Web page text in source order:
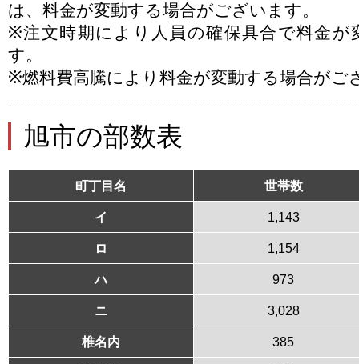
は、料金が変動する場合がございます。
※注文時期により人員の確保具合で料金が
す。
※燃料費高騰により料金が変動する場合がご
旭市の部数表
町丁目名 世帯数
イ 1,143
ロ 1,154
ハ 973
ニ 3,028
椎名内 385